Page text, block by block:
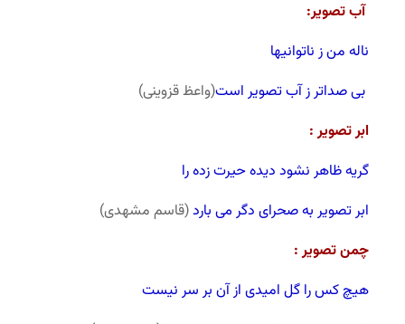
آب تصویر:
ناله من ز ناتوانیها
بی صداتر ز آب تصویر است(واعظ قزوینی)
ابر تصویر :
گریه ظاهر نشود دیده حیرت زده را
ابر تصویر به صحرای دگر می بارد(قاسم مشهدی)
چمن تصویر :
هیچ کس را گل امیدی از آن بر سر نیست